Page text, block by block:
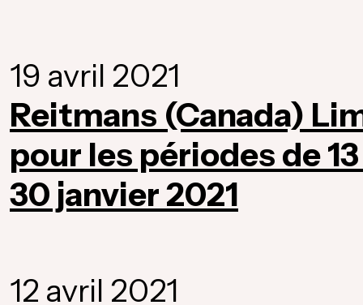
19 avril 2021
Reitmans (Canada)
pour les périodes de
30 janvier 2021
12 avril 2021